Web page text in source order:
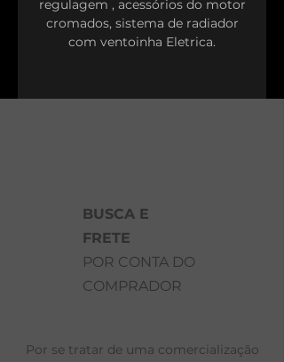
regulagem , acessórios do motor
cromados, sistema de radiador
com ventoinha Eletrica.
BUSCA E
FRETE
POR CONTA DO
COMPRADOR
Por se tratar de uma comercialização